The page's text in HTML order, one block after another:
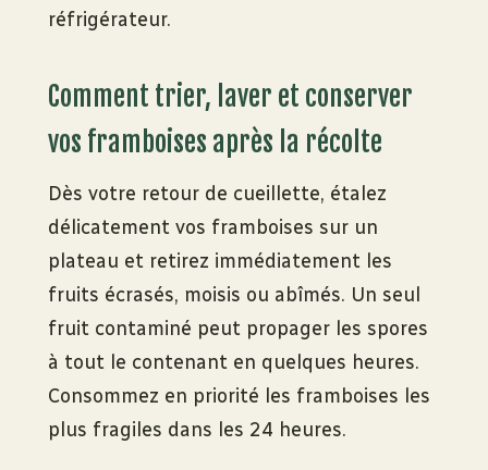
réfrigérateur.
Comment trier, laver et conserver
vos framboises après la récolte
Dès votre retour de cueillette, étalez
délicatement vos framboises sur un
plateau et retirez immédiatement les
fruits écrasés, moisis ou abîmés. Un seul
fruit contaminé peut propager les spores
à tout le contenant en quelques heures.
Consommez en priorité les framboises les
plus fragiles dans les 24 heures.